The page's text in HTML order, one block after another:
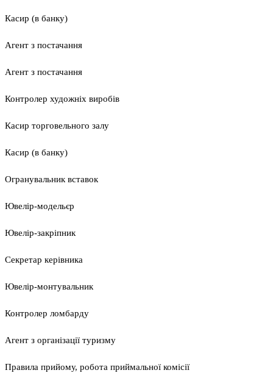
Касир (в банку)
Агент з постачання
Агент з постачання
Контролер художніх виробів
Касир торговельного залу
Касир (в банку)
Огранувальник вставок
Ювелір-модельєр
Ювелір-закріпник
Секретар керівника
Ювелір-монтувальник
Контролер ломбарду
Агент з організації туризму
Правила прийому, робота приймальної комісії